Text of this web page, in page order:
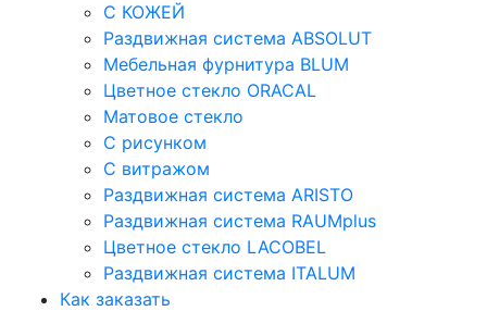
С КОЖЕЙ
Раздвижная система ABSOLUT
Мебельная фурнитура BLUM
Цветное стекло ORACAL
Матовое стекло
C рисунком
C витражом
Раздвижная система ARISTO
Раздвижная система RAUMplus
Цветное стекло LACOBEL
Раздвижная система ITALUM
Как заказать